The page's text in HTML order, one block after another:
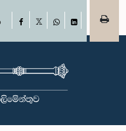
විසින් සිය හැසිරීම සම්බන්ධයෙන්
කෙරිණි. පාර්ලිමේන්තු කාරක
ගෞරව කිරීමේ
තම ක්‍රියාවන්හි බරපතලකම
පිළිබඳ කාරක සභාවේ
සලකා බැලීමෙන් අනතුරුව, ඉහත
ලද ඉල්ලීම පිළිගන්නා
පෙනී සිටින සියලුම පුද්ගලයන්
හා හැසිරීම් අනුගමනය
කරමින් කටයුතු කිරීමත්
Facebook
WhatsAppLinkedIn